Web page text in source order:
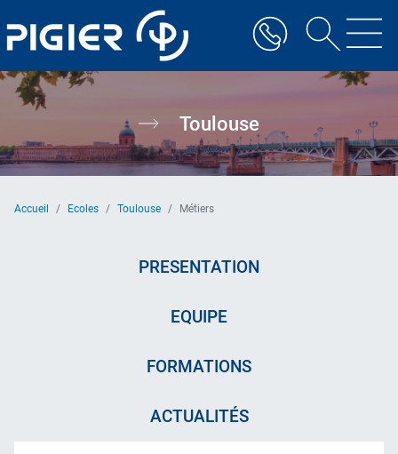
au
contenu
Toulouse
Accueil Ecoles Toulouse Métiers
PRESENTATION
EQUIPE
FORMATIONS
ACTUALITÉS